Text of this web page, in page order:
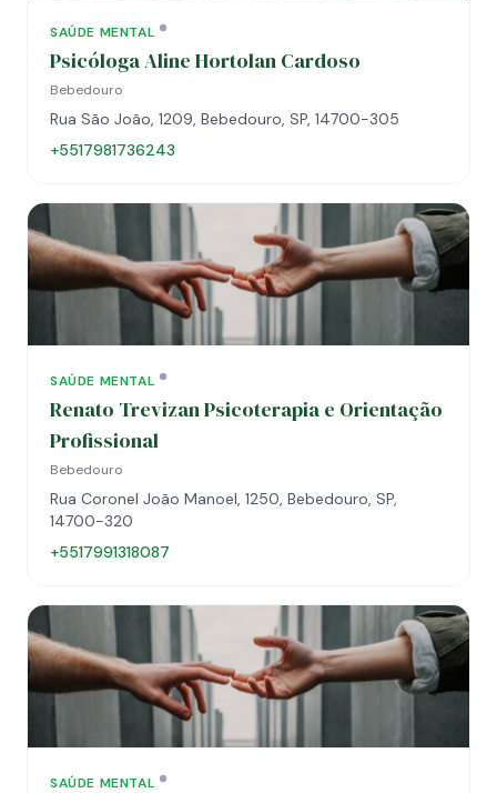
SAÚDE MENTAL
Psicóloga Aline Hortolan Cardoso
Bebedouro
Rua São João, 1209, Bebedouro, SP, 14700-305
+5517981736243
SAÚDE MENTAL
Renato Trevizan Psicoterapia e Orientação
Profissional
Bebedouro
Rua Coronel João Manoel, 1250, Bebedouro, SP,
14700-320
+5517991318087
SAÚDE MENTAL